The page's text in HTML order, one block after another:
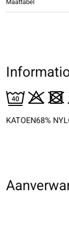
Maattabel
KATOEN68%